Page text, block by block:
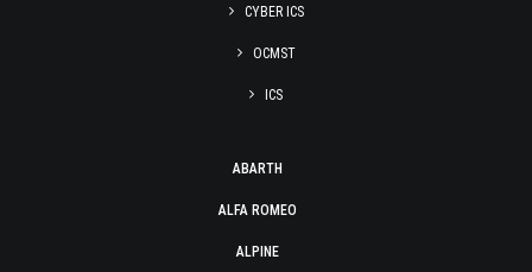
CYBER ICS
OCMST
ICS
ABARTH
ALFA ROMEO
ALPINE